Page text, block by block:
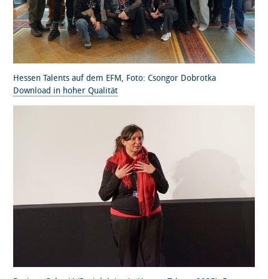
Hessen Talents auf dem EFM, Foto: Csongor Dobrotka
Download in hoher Qualität